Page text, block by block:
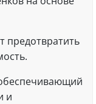
предотвратить
и